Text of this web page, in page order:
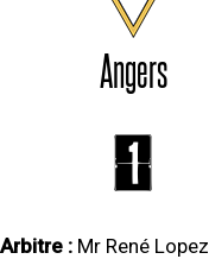
Angers
1
Arbitre : Mr René Lopez